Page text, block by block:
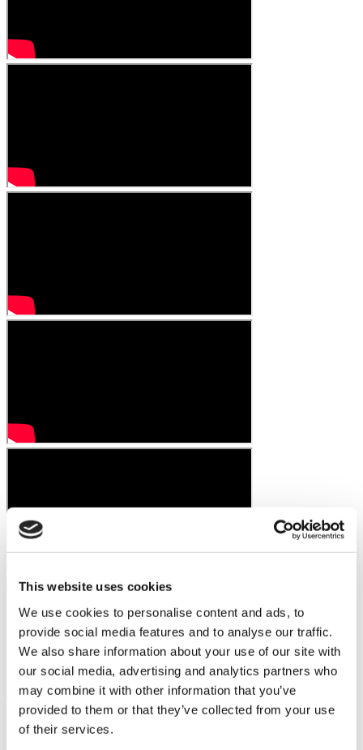
This website uses cookies
We use cookies to personalise content and ads, to
provide social media features and to analyse our traffic.
We also share information about your use of our site with
our social media, advertising and analytics partners who
may combine it with other information that you’ve
provided to them or that they’ve collected from your use
of their services.